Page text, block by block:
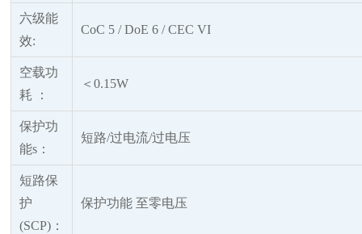
六级能
效:
CoC 5 / DoE 6 / CEC VI
空载功
耗
：
＜0.15W
保护功
能s：
短路/过电流/过电压
短路保
护
(SCP)：
保护功能 至零电压